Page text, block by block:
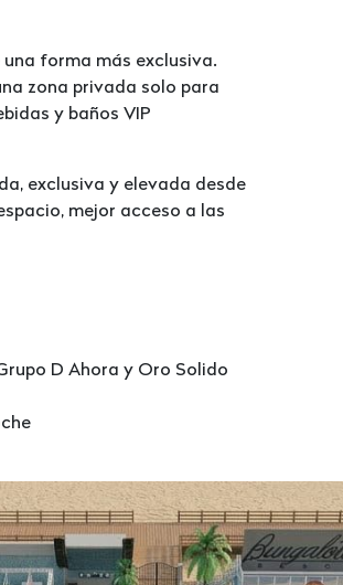
forma más exclusiva.
zona privada solo para
y baños VIP
exclusiva y elevada desde
mejor acceso a las
D Ahora y Oro Solido